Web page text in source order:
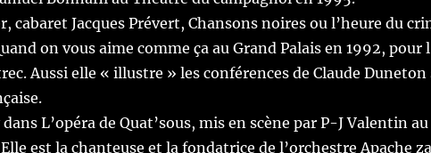
, cabaret Jacques Prévert, Chansons noires ou l’heure du
on vous aime comme ça au Grand Palais en 1992, pour
Aussi elle « illustre » les conférences de Claude Duneton
.
dans L’opéra de Quat’sous, mis en scène par P-J Valentin
Elle est la chanteuse et la fondatrice de l’orchestre Apache